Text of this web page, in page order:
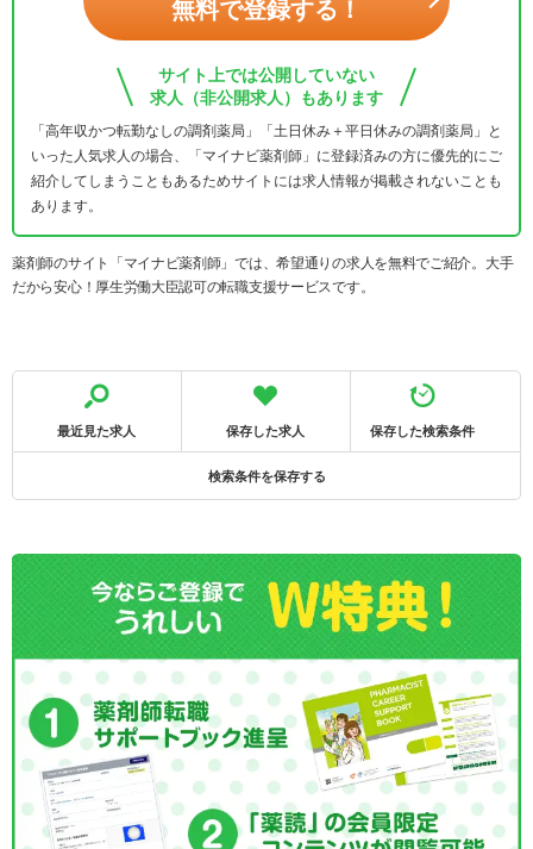
無料で登録する！
サイト上では公開していない
求人（非公開求人）もあります
「高年収かつ転勤なしの調剤薬局」「土日休み＋平日休みの調剤薬局」と
いった人気求人の場合、「マイナビ薬剤師」に登録済みの方に優先的にご
紹介してしまうこともあるためサイトには求人情報が掲載されないことも
あります。
薬剤師のサイト「マイナビ薬剤師」では、希望通りの求人を無料でご紹介。大手
だから安心！厚生労働大臣認可の転職支援サービスです。
最近見た求人 保存した求人 保存した検索条件
検索条件を保存する